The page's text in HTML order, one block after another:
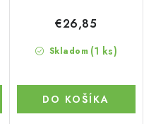
Skladom (1 ks)
€26,85
DO KOŠÍKA